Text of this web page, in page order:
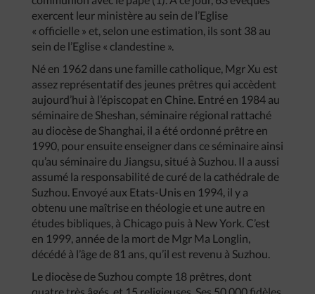
exercent leur ministère au sein de l’Eglise
« officielle » et, selon une estimation, ils sont 38 au
sein de l’Eglise « clandestine ».
Né en 1962 dans une famille catholique, Mgr Xu est
assez représentatif des jeunes prêtres qui accèdent
aujourd’hui à l’épiscopat en Chine. Entré en 1984 au
séminaire de Sheshan, séminaire régional rattaché
au diocèse de Shanghai, il a été ordonné prêtre en
1990, pour ensuite enseigner dans ce séminaire ainsi
qu’au séminaire du Jiangsu, situé à Suzhou. Il a aussi
assumé la responsabilité de curé de la cathédrale de
Suzhou. Envoyé aux Etats-Unis en 1994, il y a
obtenu une maîtrise en théologie et une autre en
études bibliques, à Chicago puis à New York. C’est
en 1999, année de la mort de Mgr Ma Longlin,
décédé à l’âge de 81 ans, qu’il est revenu à Suzhou.
Le diocèse de Suzhou compte 18 prêtres, dont